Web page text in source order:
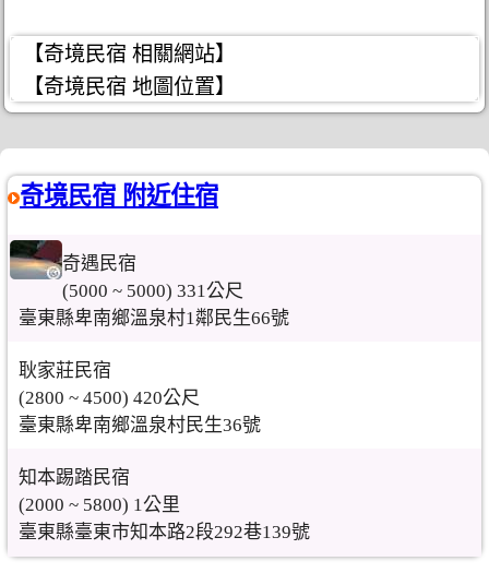
【奇境民宿 相關網站】
【奇境民宿 地圖位置】
奇境民宿 附近住宿
奇遇民宿
(5000 ~ 5000) 331公尺
臺東縣卑南鄉溫泉村1鄰民生66號
耿家莊民宿
(2800 ~ 4500) 420公尺
臺東縣卑南鄉溫泉村民生36號
知本踢踏民宿
(2000 ~ 5800) 1公里
臺東縣臺東市知本路2段292巷139號